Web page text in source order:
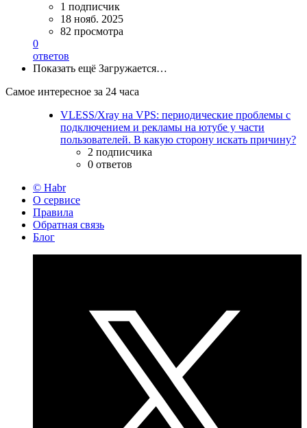
1 подписчик
18 нояб. 2025
82 просмотра
0
ответов
Показать ещё Загружается…
Самое интересное за 24 часа
VLESS/Xray на VPS: периодические проблемы с
подключением и рекламы на ютубе у части
пользователей. В какую сторону искать причину?
2 подписчика
0 ответов
© Habr
О сервисе
Правила
Обратная связь
Блог